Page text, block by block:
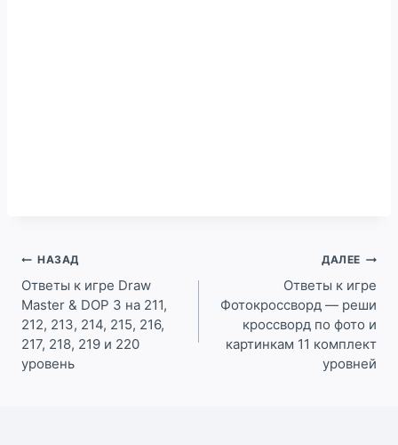
Навигация
по
записям
НАЗАД
Ответы к игре Draw
Master & DOP 3 на 211,
212, 213, 214, 215, 216,
217, 218, 219 и 220
уровень
ДАЛЕЕ
Ответы к игре
Фотокроссворд — реши
кроссворд по фото и
картинкам 11 комплект
уровней